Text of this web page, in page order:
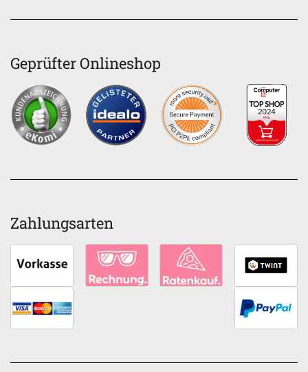
Geprüfter Onlineshop
Zahlungsarten